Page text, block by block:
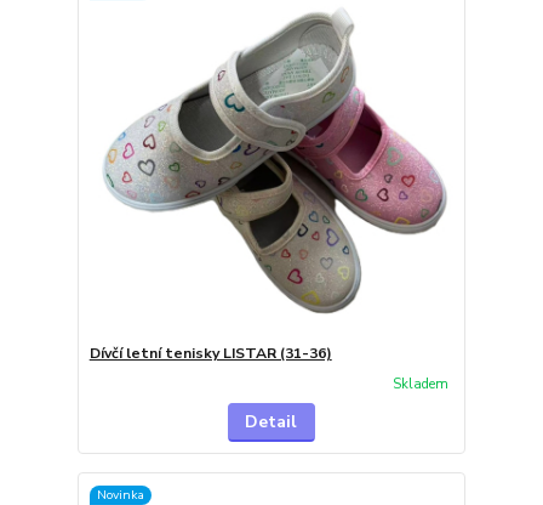
Dívčí letní tenisky LISTAR (31-36)
Skladem
Detail
Novinka